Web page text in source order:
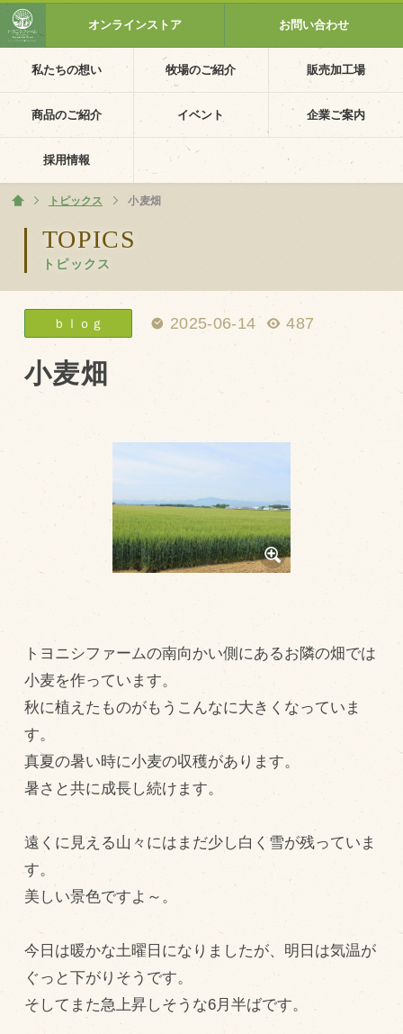
私たちの想い 牧場のご紹介 販売加工場
商品のご紹介 イベント 企業ご案内
採用情報
オンラインストア お問い合わせ
TOPICS
トピックス
ホーム
トピックス 小麦畑
ｂｌｏｇ 2025-06-14 487
小麦畑
トヨニシファームの南向かい側にあるお隣の畑では
小麦を作っています。
秋に植えたものがもうこんなに大きくなっていま
す。
真夏の暑い時に小麦の収穫があります。
暑さと共に成長し続けます。
遠くに見える山々にはまだ少し白く雪が残っていま
す。
美しい景色ですよ～。
今日は暖かな土曜日になりましたが、明日は気温が
ぐっと下がりそうです。
そしてまた急上昇しそうな6月半ばです。
ホーム
私たちの想い
PV動画
イベントカレンダー
イベント一覧
採用情報
企業ご案内
会社概要・沿革
アクセス
お知らせ
お客様の声
オリジナル投稿レシピ
採用情報
blog
牧場の仕事
その他
牧場のご紹介
飼育している牛について
食肉加工場を新設
衛生管理体制
業務管理体制